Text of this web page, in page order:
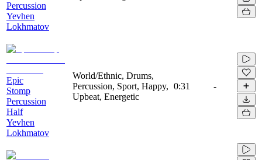
Percussion
Yevhen
Lokhmatov
Epic
Stomp
Percussion
Half
Yevhen
Lokhmatov
World/Ethnic, Drums,
Percussion, Sport, Happy,
Upbeat, Energetic
0:31 -